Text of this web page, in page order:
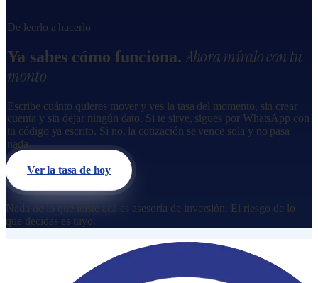
De leerlo a hacerlo
Ya sabes cómo funciona. Ahora míralo con tu
monto
Escribe cuánto quieres mover y ves la tasa del momento, sin crear
cuenta y sin dejar ningún dato. Si te sirve, sigues por WhatsApp con
tu código ya escrito. Si no, la cotización se vence sola y no pasa
nada.
Ver la tasa de hoy
Nada de lo que leíste acá es asesoría de inversión. El riesgo de lo
que decidas es tuyo.